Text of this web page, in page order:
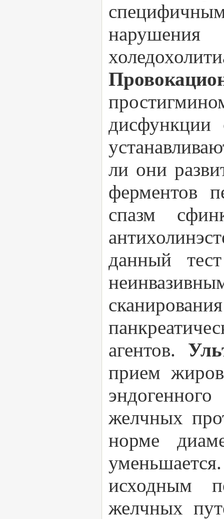
дисфункции
ли они
ферментов
спазм
данный
агентов.
прием
желчных
норме
исходным
желчных